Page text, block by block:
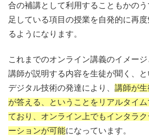
合の補講として利用することもかの
足している項目の授業を自発的に再
るようになります。
これまでのオンライン講義のイメー
講師が説明する内容を生徒が聞く、と
デジタル技術の発達により、 講師が
が答える、ということをリアルタイ
ており、オンライン上でもインタラ
ーションが可能になっています。